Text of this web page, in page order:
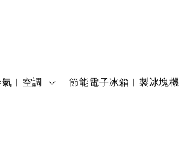
︱空調 節能電子冰箱︱製冰塊機